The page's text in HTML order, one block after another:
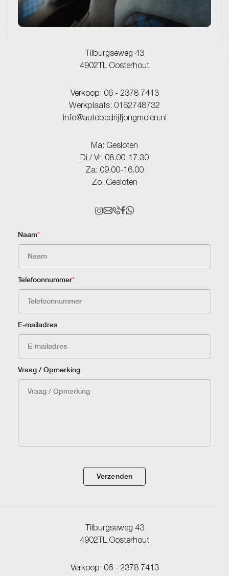
Tilburgseweg 43
4902TL Oosterhout
Verkoop: 06 - 2378 7413
Werkplaats: 0162748732
info@autobedrijfjongmolen.nl
Ma: Gesloten
Di / Vr: 08.00-17.30
Za: 09.00-16.00
Zo: Gesloten
Naam*
Telefoonnummer*
E-mailadres
Vraag / Opmerking
Verzenden
Tilburgseweg 43
4902TL Oosterhout
Verkoop: 06 - 2378 7413